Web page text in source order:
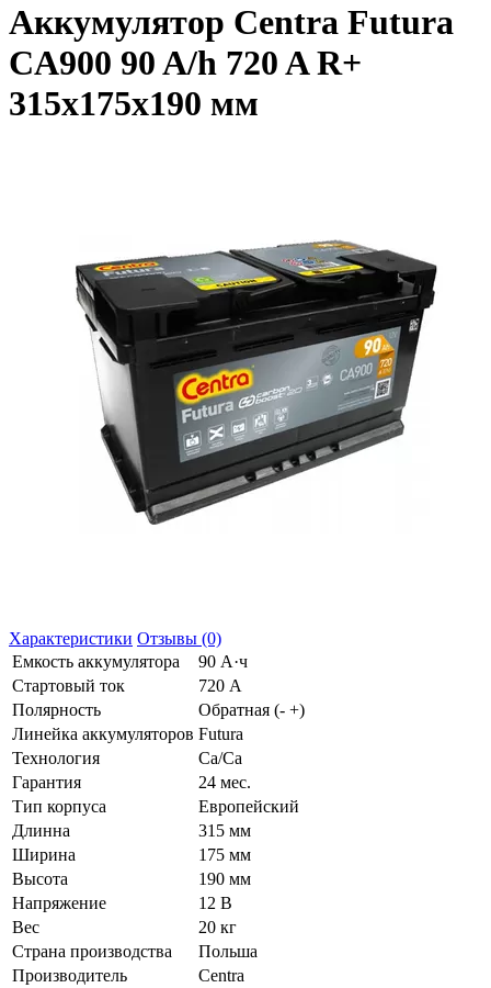
Аккумулятор Centra Futura
CA900 90 A/h 720 A R+
315x175x190 мм
Характеристики Отзывы (0)
Емкость аккумулятора
90 А·ч
Стартовый ток
720 А
Полярность
Обратная (- +)
Линейка аккумуляторов Futura
Технология
Ca/Ca
Гарантия
24 мес.
Тип корпуса
Европейский
Длинна
315 мм
Ширина
175 мм
Высота
190 мм
Напряжение
12 В
Вес
20 кг
Страна производства
Польша
Производитель
Centra